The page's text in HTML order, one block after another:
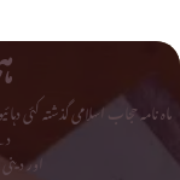
ماہ نامہ حجاب اسلامی گذشتہ
اور